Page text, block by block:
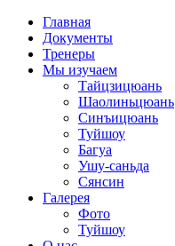
Главная
Документы
Тренеры
Мы изучаем
Тайцзицюань
Шаолиньцюань
Синъицюань
Туйшоу
Багуа
Ушу-саньда
Сянсин
Галерея
Фото
Туйшоу